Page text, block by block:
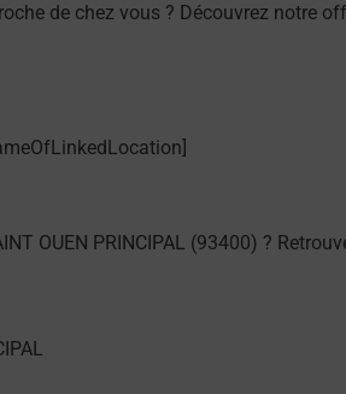
de chez vous ? Découvrez notre
OUEN PRINCIPAL (93400) ?